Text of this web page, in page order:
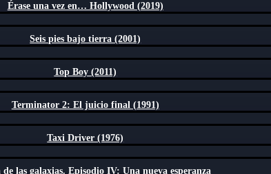
Érase una vez en… Hollywood (2019)
Seis pies bajo tierra (2001)
Top Boy (2011)
Terminator 2: El juicio final (1991)
Taxi Driver (1976)
las galaxias. Episodio IV: Una nueva esperanza